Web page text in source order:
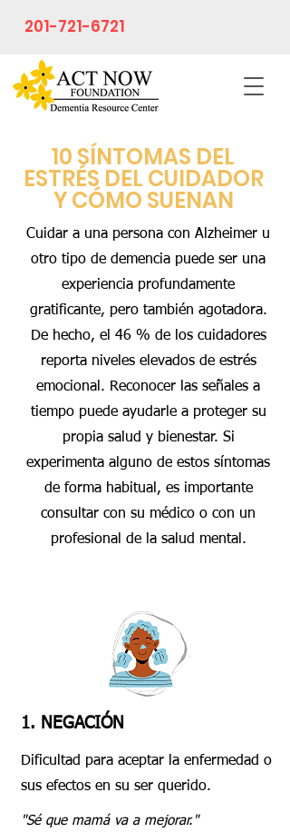
201-721-6721
10 SÍNTOMAS DEL
ESTRÉS DEL CUIDADOR
Y CÓMO SUENAN
Cuidar a una persona con Alzheimer u
otro tipo de demencia puede ser una
experiencia profundamente
gratificante, pero también agotadora.
De hecho, el 46 % de los cuidadores
reporta niveles elevados de estrés
emocional. Reconocer las señales a
tiempo puede ayudarle a proteger su
propia salud y bienestar. Si
experimenta alguno de estos síntomas
de forma habitual, es importante
consultar con su médico o con un
profesional de la salud mental.
1. NEGACIÓN
Dificultad para aceptar la enfermedad o
sus efectos en su ser querido.
"Sé que mamá va a mejorar."